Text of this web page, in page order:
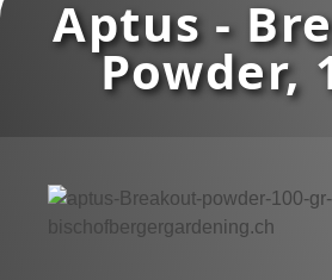
Aptus -
Powder,
Bildergalerie überspringen